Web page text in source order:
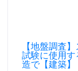
【地盤調査
試験に使用
造で【建築】